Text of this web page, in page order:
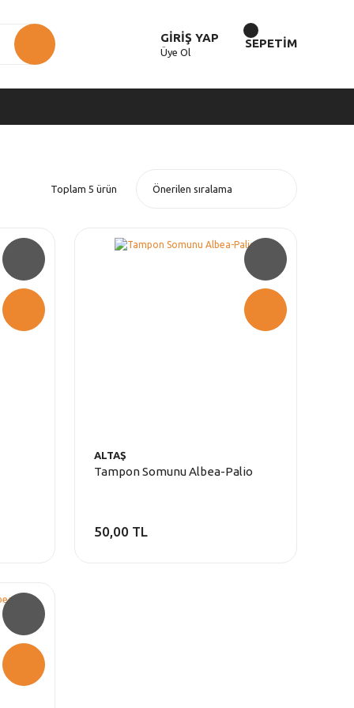
GİRİŞ YAP
Üye Ol
SEPETİM
Toplam 5 ürün
ALTAŞ
Tampon Somunu Albea-Palio
50,00 TL